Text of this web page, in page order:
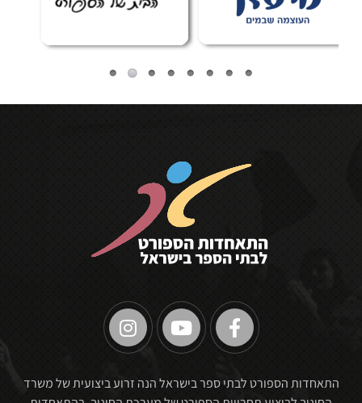
התאחדות הספורט לבתי ספר בישראל הנה זרוע ביצועית של משרד